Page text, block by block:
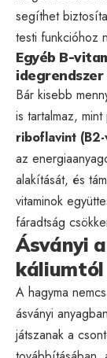
segíthet
testi funkcióhoz
Egyéb B-
idegrendszer
Bár kisebb
is tartalmaz,
riboflavint
az
alakítását, és
vitaminok
fáradtság
Ásványi
A hagyma
ásványi
játszanak a